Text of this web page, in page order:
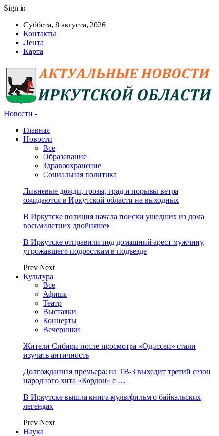
Sign in
Суббота, 8 августа, 2026
Контакты
Лента
Карта
Новости -
Главная
Новости
Все
Образование
Здравоохранение
Социальная политика
Ливневые дожди, грозы, град и порывы ветра
ожидаются в Иркутской области на выходных
В Иркутске полиция начала поиски ушедших из дома
восьмилетних двойняшек
В Иркутске отправили под домашний арест мужчину,
угрожавшего подросткам в подъезде
Prev Next
Культура
Все
Афиша
Театр
Выставки
Концерты
Вечеринки
Жители Сибири после просмотра «Одиссеи» стали
изучать античность
Долгожданная премьера: на ТВ-3 выходит третий сезон
народного хита «Кордон» с …
В Иркутске вышла книга-мультфильм о байкальских
легендах
Prev Next
Наука